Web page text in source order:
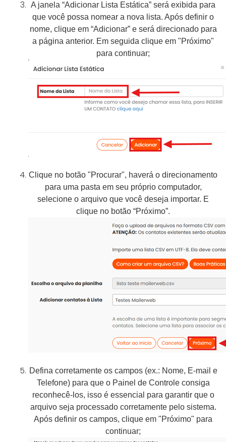
A janela “Adicionar Lista Estática” será exibida para
que você possa nomear a nova lista. Após definir o
nome, clique em “Adicionar” e será direcionado para
a página anterior. Em seguida clique em "Próximo"
para continuar;
Clique no botão "Procurar", haverá o direcionamento
para uma pasta em seu próprio computador,
selecione o arquivo que você deseja importar. E
clique no botão “Próximo”.
Defina corretamente os campos (ex.: Nome, E-mail e
Telefone) para que o Painel de Controle consiga
reconhecê-los, isso é essencial para garantir que o
arquivo seja processado corretamente pelo sistema.
Após definir os campos, clique em "Próximo" para
continuar;